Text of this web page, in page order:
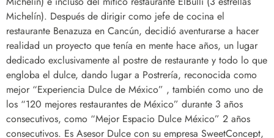
Michelín). Después de dirigir como jefe de cocina el
restaurante Benazuza en Cancún, decidió aventurarse a hacer
realidad un proyecto que tenía en mente hace años, un lugar
dedicado exclusivamente al postre de restaurante y todo lo que
engloba el dulce, dando lugar a Postrería, reconocida como
mejor “Experiencia Dulce de México” , también como uno de
los “120 mejores restaurantes de México” durante 3 años
consecutivos, como “Mejor Espacio Dulce México” 2 años
consecutivos. Es Asesor Dulce con su empresa SweetConcept,